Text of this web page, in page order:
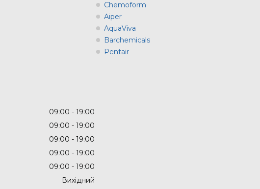
Chemoform
Aiper
AquaViva
Barchemicals
Pentair
09:00
19:00
09:00
19:00
09:00
19:00
09:00
19:00
09:00
19:00
Вихідний